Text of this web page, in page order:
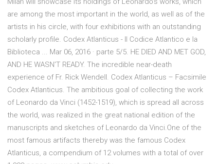
are among the most important in the world, as well as of the
artists in his circle, with four exhibitions with an outstanding
scholarly profile. Codex Atlanticus - Il Codice Atlantico e la
Biblioteca ... Mar 06, 2016 · parte 5/5. HE DIED AND MET GOD,
AND HE WASN'T READY. The incredible near-death
experience of Fr. Rick Wendell. Codex Atlanticus – Facsimile
Codex Atlanticus. The ambitious goal of collecting the work
of Leonardo da Vinci (1452-1519), which is spread all across
the world, was realized in the great national edition of the
manuscripts and sketches of Leonardo da Vinci.One of the
most famous artifacts thereby was the famous Codex
Atlanticus, a compendium of 12 volumes with a total of over